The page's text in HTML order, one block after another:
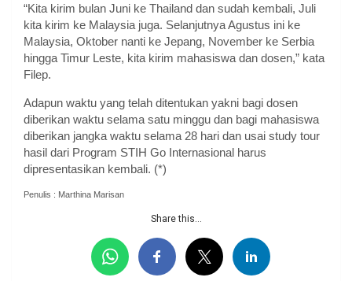
“Kita kirim bulan Juni ke Thailand dan sudah kembali, Juli
kita kirim ke Malaysia juga. Selanjutnya Agustus ini ke
Malaysia, Oktober nanti ke Jepang, November ke Serbia
hingga Timur Leste, kita kirim mahasiswa dan dosen,” kata
Filep.
Adapun waktu yang telah ditentukan yakni bagi dosen
diberikan waktu selama satu minggu dan bagi mahasiswa
diberikan jangka waktu selama 28 hari dan usai study tour
hasil dari Program STIH Go Internasional harus
dipresentasikan kembali. (*)
Penulis : Marthina Marisan
Share this...